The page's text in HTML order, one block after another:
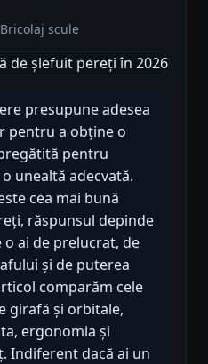
scule
presupune adesea
pentru a obține o
pentru
unealtă adecvată.
cea mai bună
răspunsul depinde
ai de prelucrat, de
și de puterea
comparăm cele
girafă și orbitale,
ergonomia și
Indiferent dacă ai un